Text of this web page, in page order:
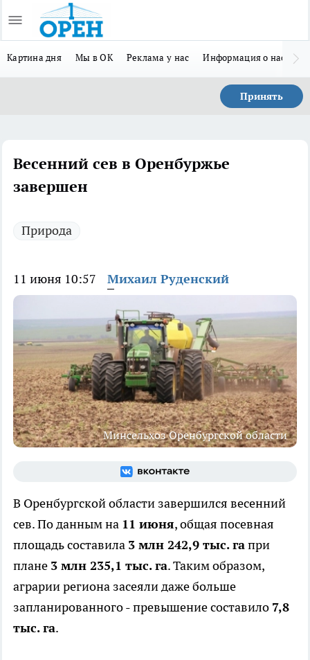
Картина дня Мы в ОК Реклама у нас Информация о нас
Принять
Весенний сев в Оренбуржье
завершен
Природа
11 июня 10:57 Михаил Руденский
Минсельхоз Оренбургской области
В Оренбургской области завершился весенний
сев. По данным на 11 июня, общая посевная
площадь составила 3 млн 242,9 тыс. гапри
плане 3 млн 235,1 тыс. га. Таким образом,
аграрии региона засеяли даже больше
запланированного - превышение составило 7,8
тыс. га.